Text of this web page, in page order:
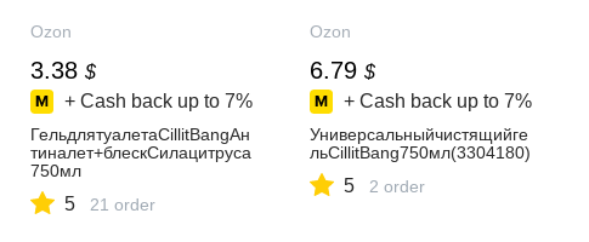
Ozon
3.38 $
+ Cash back up to 7%
ГельдлятуалетаCillitBangАн
тиналет+блескСилацитруса
750мл
5 21 order
Ozon
6.79 $
+ Cash back up to 7%
Универсальныйчистящийге
льCillitBang750мл(3304180)
5 2 order